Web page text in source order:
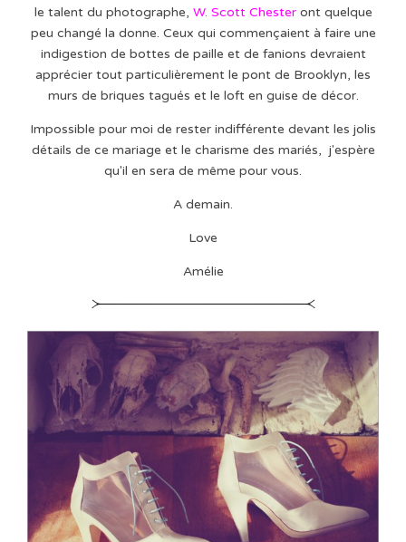
le talent du photographe, W. Scott Chesteront quelque
peu changé la donne. Ceux qui commençaient à faire une
indigestion de bottes de paille et de fanions devraient
apprécier tout particulièrement le pont de Brooklyn, les
murs de briques tagués et le loft en guise de décor.
Impossible pour moi de rester indifférente devant les jolis
détails de ce mariage et le charisme des mariés, j'espère
qu'il en sera de même pour vous.
A demain.
Love
Amélie